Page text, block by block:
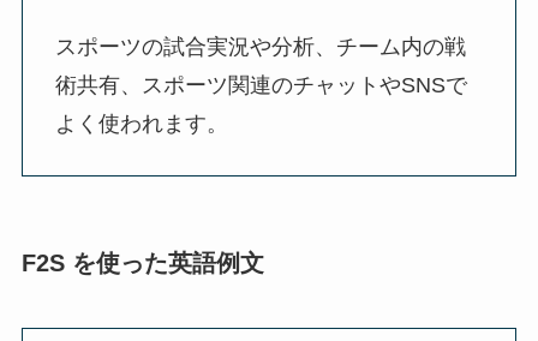
スポーツの試合実況や分析、チーム内の戦
術共有、スポーツ関連のチャットやSNSで
よく使われます。
F2S を使った英語例文